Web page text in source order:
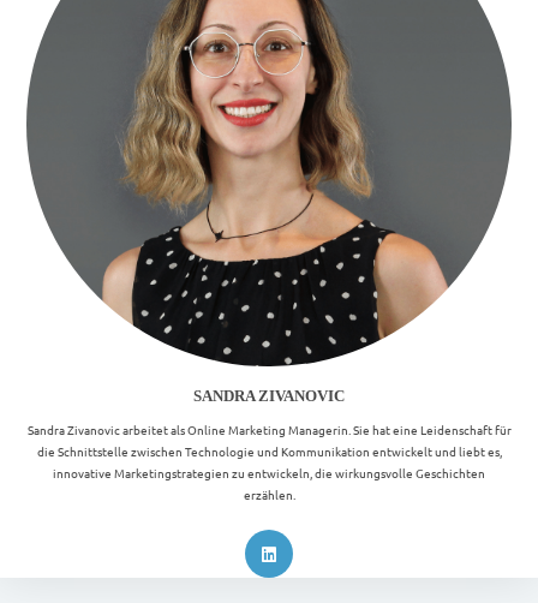
SANDRA ZIVANOVIC
Sandra Zivanovic arbeitet als Online Marketing Managerin. Sie hat eine Leidenschaft für
die Schnittstelle zwischen Technologie und Kommunikation entwickelt und liebt es,
innovative Marketingstrategien zu entwickeln, die wirkungsvolle Geschichten
erzählen.